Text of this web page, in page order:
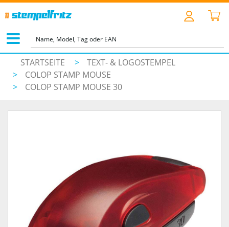
STARTSEITE >
TEXT- & LOGOSTEMPEL
>
COLOP STAMP MOUSE
>
COLOP STAMP MOUSE 30